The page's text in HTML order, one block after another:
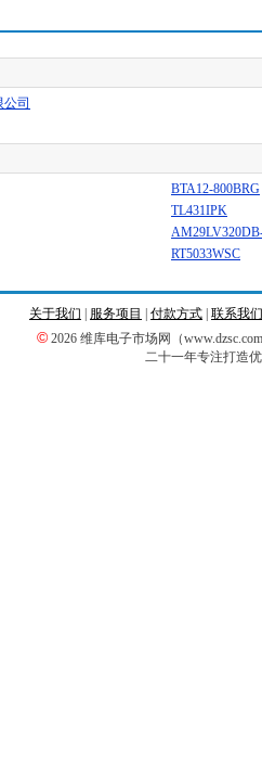
司
BTA12-800BRG
TL431IPK
RT5033WSC
关于我们 服务项目 付款方式 联系我们
© 2026 维库电子市场网（
二十一年专注打造